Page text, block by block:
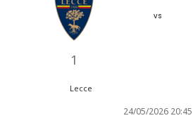
1
vs
Lecce
24/05/2026 20:45